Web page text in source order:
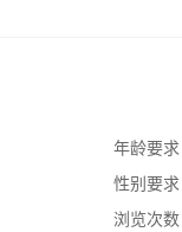
年龄要求
性别要求
浏览次数